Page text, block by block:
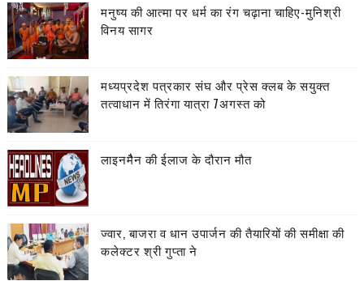
मनुष्य की आत्मा पर धर्म का रंग चढ़ाना चाहिए-मुनिश्री
विनय सागर
मध्यप्रदेश पत्रकार संघ और प्रेस क्लब के सयुक्त
तत्वाधान में तिरंगा यात्रा 7अगस्त को
लाइनमैैन की ईलाज के दौरान मौत
ज्वार, बाजरा व धान उपार्जन की तैयारियों की समीक्षा की
कलेक्टर श्री गुप्ता ने